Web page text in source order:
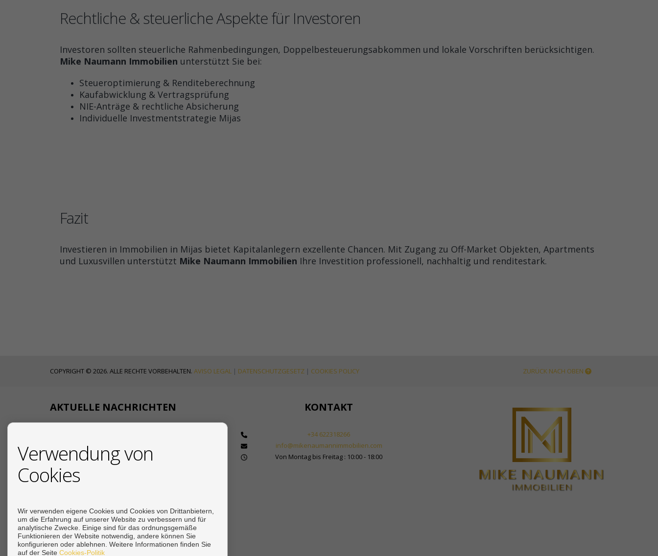
Rechtliche & steuerliche Aspekte für Investoren
Investoren sollten steuerliche Rahmenbedingungen, Doppelbesteuerungsabkommen und lokale Vorschriften berücksichtigen.
Mike Naumann Immobilien unterstützt Sie bei:
Steueroptimierung & Renditeberechnung
Kaufabwicklung & Vertragsprüfung
NIE-Anträge & rechtliche Absicherung
Individuelle Investmentstrategie Mijas
Fazit
Investieren in Immobilien in Mijas bietet Kapitalanlegern exzellente Chancen. Mit Zugang zu Off-Market Objekten, Apartments
und Luxusvillen unterstützt Mike Naumann Immobilien Ihre Investition professionell, nachhaltig und renditestark.
COPYRIGHT © 2026. ALLE RECHTE VORBEHALTEN. AVISO LEGAL | DATENSCHUTZGESETZ | COOKIES POLICY ZURÜCK NACH OBEN
AKTUELLE NACHRICHTEN
19/12/2025
Steuern beim Immobilienkauf an der Costa del Sol
Siehe mehr
KONTAKT
+34 622318266
info@mikenaumannimmobilien.com
Von Montag bis Freitag : 10:00 - 18:00
Verwendung von
Cookies
Wir verwenden eigene Cookies und Cookies von Drittanbietern,
um die Erfahrung auf unserer Website zu verbessern und für
analytische Zwecke. Einige sind für das ordnungsgemäße
Funktionieren der Website notwendig, andere können Sie
konfigurieren oder ablehnen. Weitere Informationen finden Sie
auf der Seite Cookies-Politik